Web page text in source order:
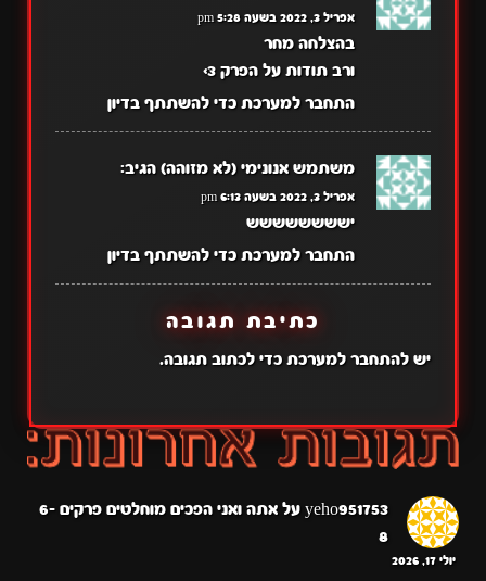
אפריל 3, 2022 בשעה 5:28 pm
בהצלחה מחר
ורב תודות על הפרק 3>
התחבר למערכת כדי להשתתף בדיון
משתמש אנונימי (לא מזוהה) הגיב:
אפריל 3, 2022 בשעה 6:13 pm
ישששששששש
התחבר למערכת כדי להשתתף בדיון
כתיבת תגובה
יש להתחבר למערכתכדי לכתוב תגובה.
yeho951753 על
אתה ואני הפכים מוחלטים פרקים 6-
8
יולי 17, 2026